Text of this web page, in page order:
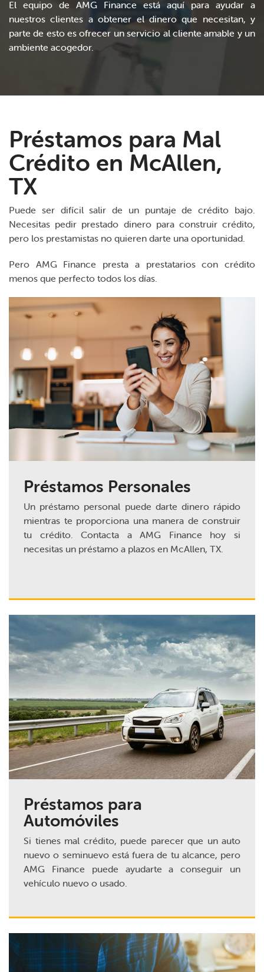
El equipo de AMG Finance está aquí para ayudar a
nuestros clientes a obtener el dinero que necesitan, y
parte de esto es ofrecer un servicio al cliente amable y un
ambiente acogedor.
Préstamos para Mal
Crédito en McAllen,
TX
Puede ser difícil salir de un puntaje de crédito bajo.
Necesitas pedir prestado dinero para construir crédito,
pero los prestamistas no quieren darte una oportunidad.
Pero AMG Finance presta a prestatarios con crédito
menos que perfecto todos los días.
Préstamos Personales
Un préstamo personal puede darte dinero rápido
mientras te proporciona una manera de construir
tu crédito. Contacta a AMG Finance hoy si
necesitas un préstamo a plazos en McAllen, TX.
Préstamos para
Automóviles
Si tienes mal crédito, puede parecer que un auto
nuevo o seminuevo está fuera de tu alcance, pero
AMG Finance puede ayudarte a conseguir un
vehículo nuevo o usado.